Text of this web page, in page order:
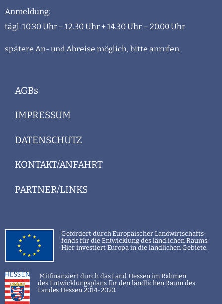
Anmeldung:
tägl. 10.30 Uhr – 12.30 Uhr + 14.30 Uhr – 20.00 Uhr
spätere An- und Abreise möglich, bitte anrufen.
AGBs
IMPRESSUM
DATENSCHUTZ
KONTAKT/ANFAHRT
PARTNER/LINKS
Gefördert durch Europäischer Landwirtschafts-
fonds für die Entwicklung des ländlichen Raums:
Hier investiert Europa in die ländlichen Gebiete.
Mitfinanziert durch das Land Hessen im Rahmen
des Entwicklungsplans für den ländlichen Raum des
Landes Hessen 2014-2020.